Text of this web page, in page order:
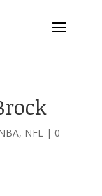
, NFL| 0